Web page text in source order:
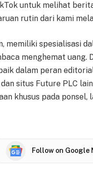
untuk melihat
rutin dari kami
memiliki spesialisasi
menghemat uang.
dalam peran
situs Future PLC
khusus pada
Follow on Google